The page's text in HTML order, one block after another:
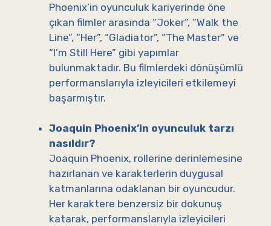
Phoenix’in oyunculuk kariyerinde öne
çıkan filmler arasında “Joker”, “Walk the
Line”, “Her”, “Gladiator”, “The Master” ve
“I’m Still Here” gibi yapımlar
bulunmaktadır. Bu filmlerdeki dönüşümlü
performanslarıyla izleyicileri etkilemeyi
başarmıştır.
Joaquin Phoenix’in oyunculuk tarzı
nasıldır?
Joaquin Phoenix, rollerine derinlemesine
hazırlanan ve karakterlerin duygusal
katmanlarına odaklanan bir oyuncudur.
Her karaktere benzersiz bir dokunuş
katarak, performanslarıyla izleyicileri